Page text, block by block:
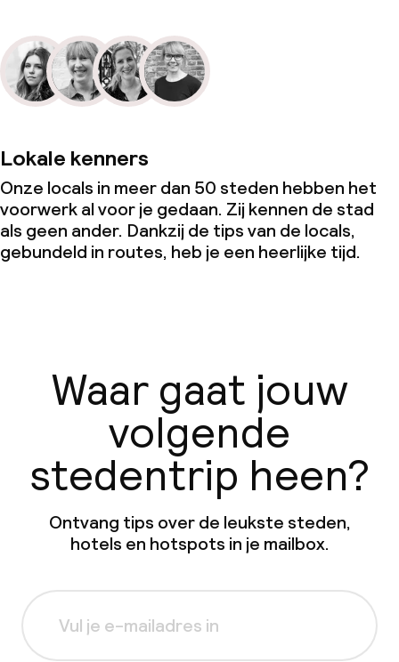
Lokale kenners
Onze locals in meer dan 50 steden hebben het
voorwerk al voor je gedaan. Zij kennen de stad
als geen ander. Dankzij de tips van de locals,
gebundeld in routes, heb je een heerlijke tijd.
Waar gaat jouw
volgende
stedentrip heen?
Ontvang tips over de leukste steden,
hotels en hotspots in je mailbox.